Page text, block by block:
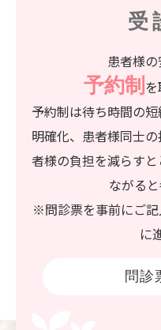
受
患者様
予約制 を
予約制は待ち時間の
明確化、患者様同士
者様の負担を減らす
ながると
※問診票を事前にご
に
問診